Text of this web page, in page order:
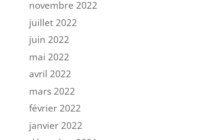
novembre 2022
juillet 2022
juin 2022
mai 2022
avril 2022
mars 2022
février 2022
janvier 2022